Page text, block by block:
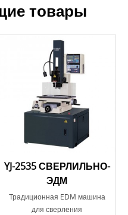
товары
YJ-2535 СВЕРЛИЛЬНО-
ЭДМ
Традиционная EDM машина
для сверления